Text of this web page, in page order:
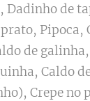
Dadinho de
Pipoca,
de
Caldo
Crepe no